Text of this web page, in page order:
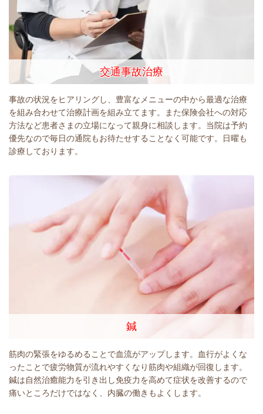
交通事故治療
事故の状況をヒアリングし、豊富なメニューの中から最適な治療
を組み合わせて治療計画を組み立てます。また保険会社への対応
方法など患者さまの立場になって親身に相談します。当院は予約
優先なので毎日の通院もお待たせすることなく可能です。日曜も
診療しております。
鍼
筋肉の緊張をゆるめることで血流がアップします。血行がよくな
ったことで疲労物質が流れやすくなり筋肉や組織が回復します。
鍼は自然治癒能力を引き出し免疫力を高めて症状を改善するので
痛いところだけではなく、内臓の働きもよくします。